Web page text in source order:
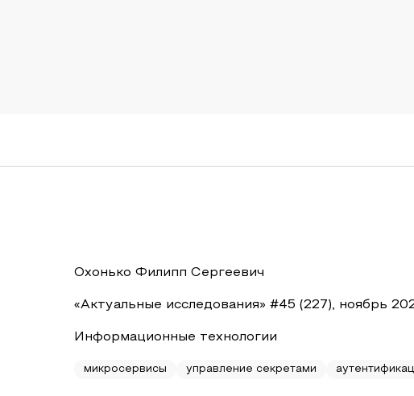
Охонько Филипп Сергеевич
«Актуальные исследования» #45 (227), ноябрь
Информационные технологии
микросервисы управление секретами